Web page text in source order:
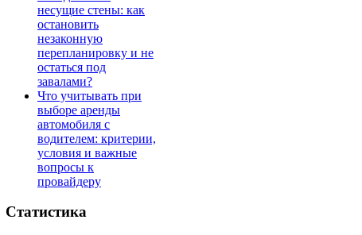
несущие стены: как
остановить
незаконную
перепланировку и не
остаться под
завалами?
Что учитывать при
выборе аренды
автомобиля с
водителем: критерии,
условия и важные
вопросы к
провайдеру
Статистика